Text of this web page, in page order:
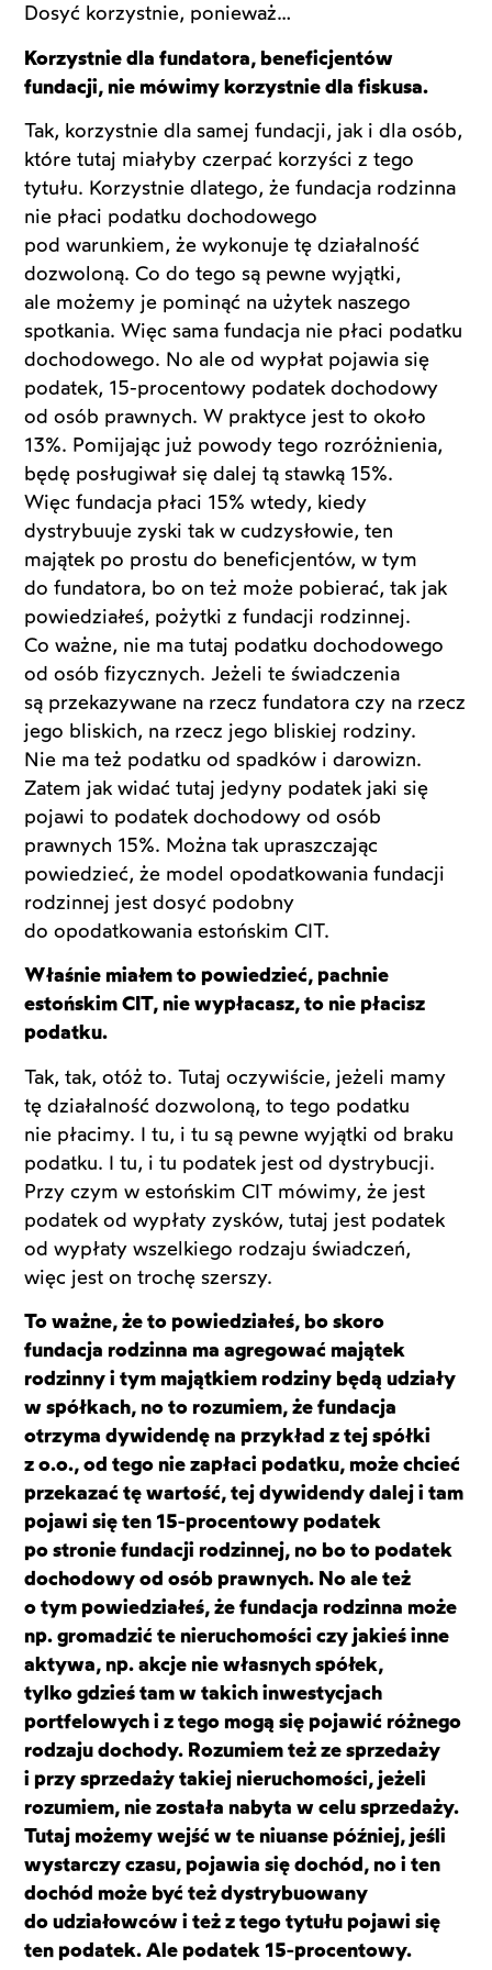
Dosyć korzystnie, ponieważ…
Korzystnie dla fundatora, beneficjentów
fundacji, nie mówimy korzystnie dla fiskusa.
Tak, korzystnie dla samej fundacji, jak i dla osób,
które tutaj miałyby czerpać korzyści z tego
tytułu. Korzystnie dlatego, że fundacja rodzinna
nie płaci podatku dochodowego
pod warunkiem, że wykonuje tę działalność
dozwoloną. Co do tego są pewne wyjątki,
ale możemy je pominąć na użytek naszego
spotkania. Więc sama fundacja nie płaci podatku
dochodowego. No ale od wypłat pojawia się
podatek, 15-procentowy podatek dochodowy
od osób prawnych. W praktyce jest to około
13%. Pomijając już powody tego rozróżnienia,
będę posługiwał się dalej tą stawką 15%.
Więc fundacja płaci 15% wtedy, kiedy
dystrybuuje zyski tak w cudzysłowie, ten
majątek po prostu do beneficjentów, w tym
do fundatora, bo on też może pobierać, tak jak
powiedziałeś, pożytki z fundacji rodzinnej.
Co ważne, nie ma tutaj podatku dochodowego
od osób fizycznych. Jeżeli te świadczenia
są przekazywane na rzecz fundatora czy na rzecz
jego bliskich, na rzecz jego bliskiej rodziny.
Nie ma też podatku od spadków i darowizn.
Zatem jak widać tutaj jedyny podatek jaki się
pojawi to podatek dochodowy od osób
prawnych 15%. Można tak upraszczając
powiedzieć, że model opodatkowania fundacji
rodzinnej jest dosyć podobny
do opodatkowania estońskim CIT.
Właśnie miałem to powiedzieć, pachnie
estońskim CIT, nie wypłacasz, to nie płacisz
podatku.
Tak, tak, otóż to. Tutaj oczywiście, jeżeli mamy
tę działalność dozwoloną, to tego podatku
nie płacimy. I tu, i tu są pewne wyjątki od braku
podatku. I tu, i tu podatek jest od dystrybucji.
Przy czym w estońskim CIT mówimy, że jest
podatek od wypłaty zysków, tutaj jest podatek
od wypłaty wszelkiego rodzaju świadczeń,
więc jest on trochę szerszy.
To ważne, że to powiedziałeś, bo skoro
fundacja rodzinna ma agregować majątek
rodzinny i tym majątkiem rodziny będą udziały
w spółkach, no to rozumiem, że fundacja
otrzyma dywidendę na przykład z tej spółki
z o.o., od tego nie zapłaci podatku, może chcieć
przekazać tę wartość, tej dywidendy dalej i tam
pojawi się ten 15-procentowy podatek
po stronie fundacji rodzinnej, no bo to podatek
dochodowy od osób prawnych. No ale też
o tym powiedziałeś, że fundacja rodzinna może
np. gromadzić te nieruchomości czy jakieś inne
aktywa, np. akcje nie własnych spółek,
tylko gdzieś tam w takich inwestycjach
portfelowych i z tego mogą się pojawić różnego
rodzaju dochody. Rozumiem też ze sprzedaży
i przy sprzedaży takiej nieruchomości, jeżeli
rozumiem, nie została nabyta w celu sprzedaży.
Tutaj możemy wejść w te niuanse później, jeśli
wystarczy czasu, pojawia się dochód, no i ten
dochód może być też dystrybuowany
do udziałowców i też z tego tytułu pojawi się
ten podatek. Ale podatek 15-procentowy.